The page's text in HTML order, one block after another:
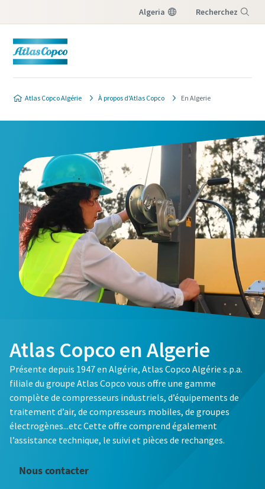
Algeria Recherchez
Atlas Copco Algérie À propos d'Atlas Copco En Algerie
Atlas Copco en Algerie
Présente depuis 1947 en Algérie, Atlas Copco Algérie s.p.a.
filiale du groupe Atlas Copco vous offre une gamme
complète de compresseurs industriels, d’équipements de
traitement d’air, de compresseurs mobiles, de groupes
électrogènes...etc Cette offre comprend également
l’assistance technique, le suivi et pièces de rechanges.
Nous contacter